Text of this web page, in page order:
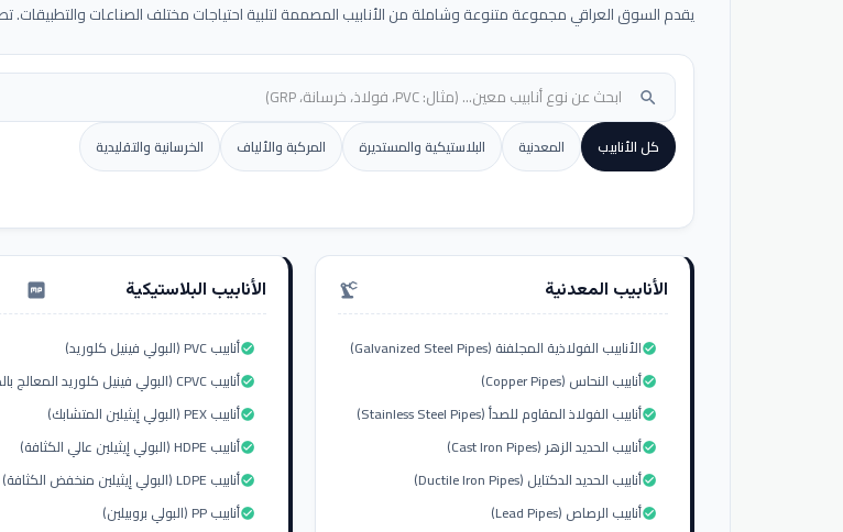
يقدم السوق العراقي مجموعة متنوعة وشاملة من الأنابيب المصممة لتلبية احتياجات مختلف الصناعات والتطبيقات.
search
كل الأنابيب المعدنية البلاستيكية والمستديرة المركبة والألياف الخرسانية والتقليدية
الأنابيب المعدنية precision_manufacturing
الأنابيب الفولاذية المجلفنة (Galvanized Steel Pipes)check_circle
أنابيب النحاس (Copper Pipes)check_circle
أنابيب الفولاذ المقاوم للصدأ (Stainless Steel Pipes)check_circle
أنابيب الحديد الزهر (Cast Iron Pipes)check_circle
أنابيب الحديد الدكتايل (Ductile Iron Pipes)check_circle
أنابيب الرصاص (Lead Pipes)check_circle
الأنابيب البلاستيكية
أنابيب PVC (البولي فينيل كلوريد)check_circle
أنابيب CPVC (البولي فينيل كلوريد المعالج بالكلور)check_circle
أنابيب PEX (البولي إيثيلين المتشابك)check_circle
أنابيب HDPE (البولي إيثيلين عالي الكثافة)check_circle
أنابيب LDPE (البولي إيثيلين منخفض الكثافة)check_circle
أنابيب PP (البولي بروبيلين)check_circle